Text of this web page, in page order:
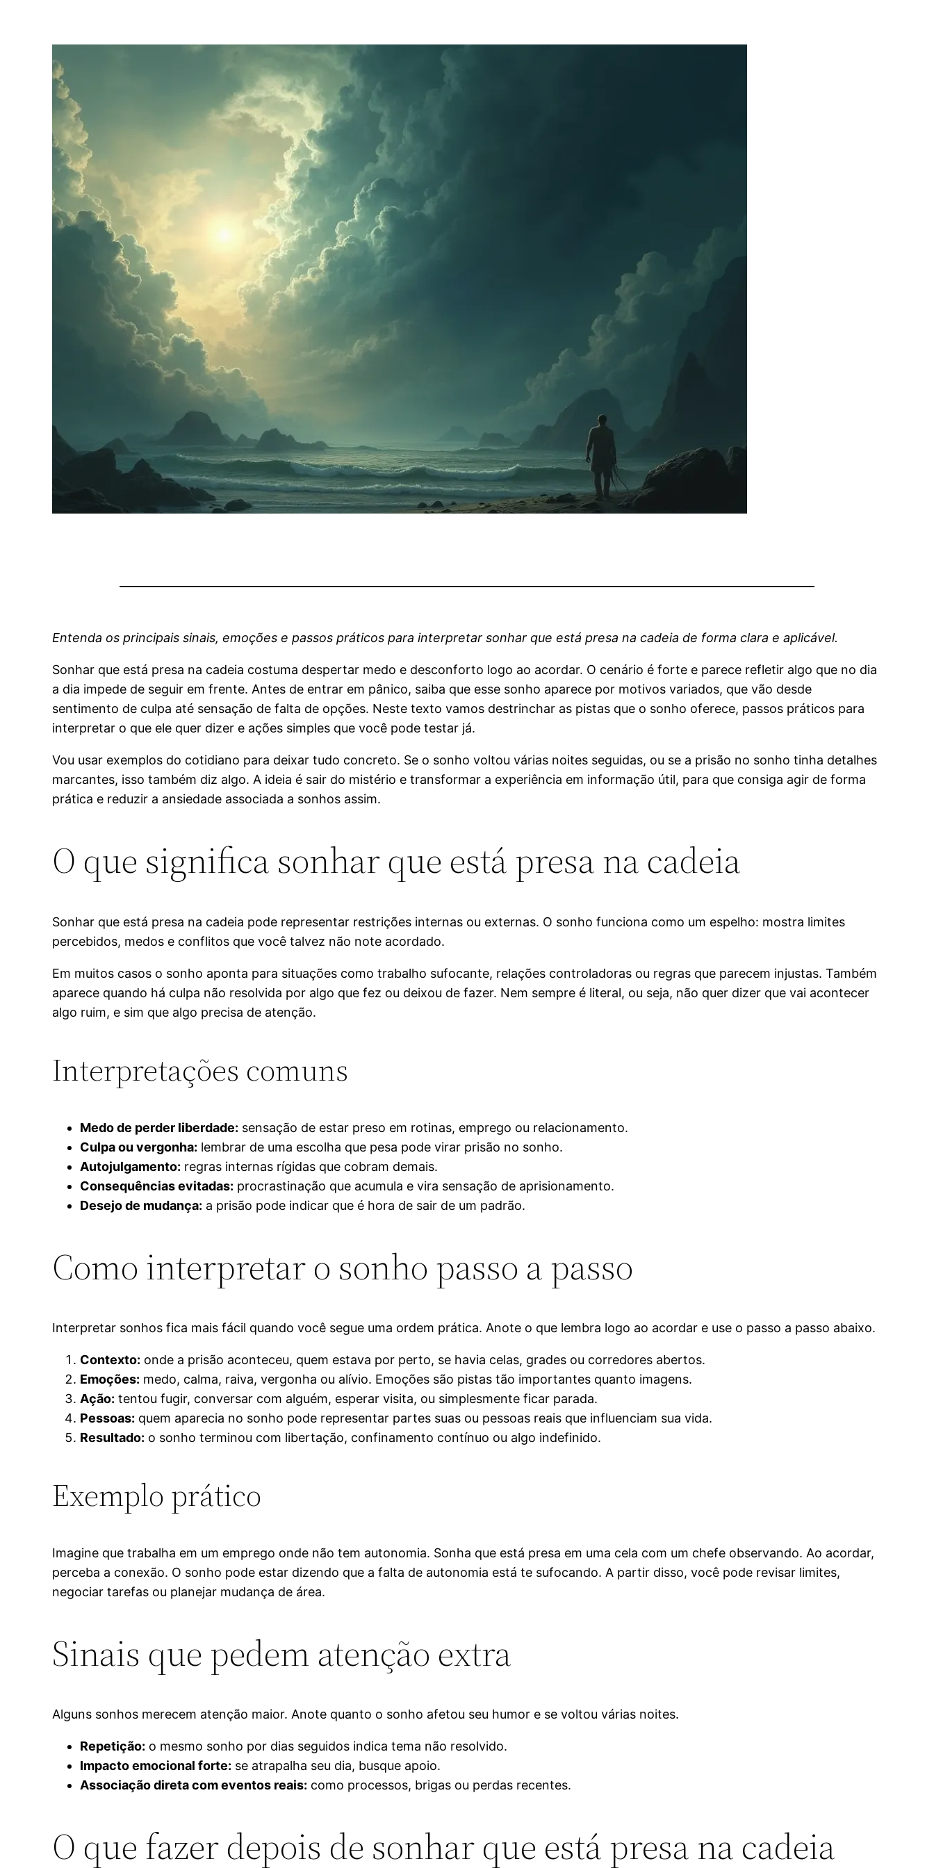
Entenda os principais sinais, emoções e passos práticos para interpretar sonhar que está presa na cadeia de forma clara e aplicável.
Sonhar que está presa na cadeia costuma despertar medo e desconforto logo ao acordar. O cenário é forte e parece refletir algo que no dia
a dia impede de seguir em frente. Antes de entrar em pânico, saiba que esse sonho aparece por motivos variados, que vão desde
sentimento de culpa até sensação de falta de opções. Neste texto vamos destrinchar as pistas que o sonho oferece, passos práticos para
interpretar o que ele quer dizer e ações simples que você pode testar já.
Vou usar exemplos do cotidiano para deixar tudo concreto. Se o sonho voltou várias noites seguidas, ou se a prisão no sonho tinha detalhes
marcantes, isso também diz algo. A ideia é sair do mistério e transformar a experiência em informação útil, para que consiga agir de forma
prática e reduzir a ansiedade associada a sonhos assim.
O que significa sonhar que está presa na cadeia
Sonhar que está presa na cadeia pode representar restrições internas ou externas. O sonho funciona como um espelho: mostra limites
percebidos, medos e conflitos que você talvez não note acordado.
Em muitos casos o sonho aponta para situações como trabalho sufocante, relações controladoras ou regras que parecem injustas. Também
aparece quando há culpa não resolvida por algo que fez ou deixou de fazer. Nem sempre é literal, ou seja, não quer dizer que vai acontecer
algo ruim, e sim que algo precisa de atenção.
Interpretações comuns
Medo de perder liberdade: sensação de estar preso em rotinas, emprego ou relacionamento.
Culpa ou vergonha: lembrar de uma escolha que pesa pode virar prisão no sonho.
Autojulgamento: regras internas rígidas que cobram demais.
Consequências evitadas: procrastinação que acumula e vira sensação de aprisionamento.
Desejo de mudança: a prisão pode indicar que é hora de sair de um padrão.
Como interpretar o sonho passo a passo
Interpretar sonhos fica mais fácil quando você segue uma ordem prática. Anote o que lembra logo ao acordar e use o passo a passo abaixo.
Contexto: onde a prisão aconteceu, quem estava por perto, se havia celas, grades ou corredores abertos.
Emoções: medo, calma, raiva, vergonha ou alívio. Emoções são pistas tão importantes quanto imagens.
Ação: tentou fugir, conversar com alguém, esperar visita, ou simplesmente ficar parada.
Pessoas: quem aparecia no sonho pode representar partes suas ou pessoas reais que influenciam sua vida.
Resultado: o sonho terminou com libertação, confinamento contínuo ou algo indefinido.
Exemplo prático
Imagine que trabalha em um emprego onde não tem autonomia. Sonha que está presa em uma cela com um chefe observando. Ao acordar,
perceba a conexão. O sonho pode estar dizendo que a falta de autonomia está te sufocando. A partir disso, você pode revisar limites,
negociar tarefas ou planejar mudança de área.
Sinais que pedem atenção extra
Alguns sonhos merecem atenção maior. Anote quanto o sonho afetou seu humor e se voltou várias noites.
Repetição: o mesmo sonho por dias seguidos indica tema não resolvido.
Impacto emocional forte: se atrapalha seu dia, busque apoio.
Associação direta com eventos reais: como processos, brigas ou perdas recentes.
O que fazer depois de sonhar que está presa na cadeia